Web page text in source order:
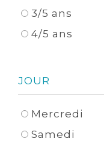
3/5 ans
4/5 ans
JOUR
Mercredi
Samedi